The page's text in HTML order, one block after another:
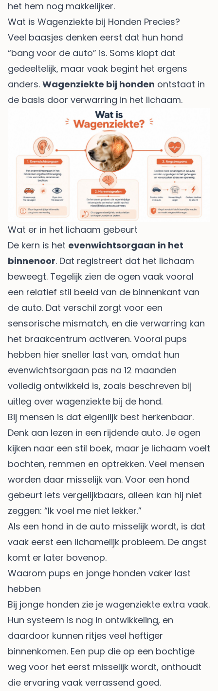
het hem nog makkelijker.
Wat is Wagenziekte bij Honden Precies?
Veel baasjes denken eerst dat hun hond
“bang voor de auto” is. Soms klopt dat
gedeeltelijk, maar vaak begint het ergens
anders. Wagenziekte bij honden ontstaat in
de basis door verwarring in het lichaam.
Wat er in het lichaam gebeurt
De kern is het evenwichtsorgaan in het
binnenoor. Dat registreert dat het lichaam
beweegt. Tegelijk zien de ogen vaak vooral
een relatief stil beeld van de binnenkant van
de auto. Dat verschil zorgt voor een
sensorische mismatch, en die verwarring kan
het braakcentrum activeren. Vooral pups
hebben hier sneller last van, omdat hun
evenwichtsorgaan pas na 12 maanden
volledig ontwikkeld is, zoals beschreven bij
uitleg over wagenziekte bij de hond.
Bij mensen is dat eigenlijk best herkenbaar.
Denk aan lezen in een rijdende auto. Je ogen
kijken naar een stil boek, maar je lichaam voelt
bochten, remmen en optrekken. Veel mensen
worden daar misselijk van. Voor een hond
gebeurt iets vergelijkbaars, alleen kan hij niet
zeggen: “Ik voel me niet lekker.”
Als een hond in de auto misselijk wordt, is dat
vaak eerst een lichamelijk probleem. De angst
komt er later bovenop.
Waarom pups en jonge honden vaker last
hebben
Bij jonge honden zie je wagenziekte extra vaak.
Hun systeem is nog in ontwikkeling, en
daardoor kunnen ritjes veel heftiger
binnenkomen. Een pup die op een bochtige
weg voor het eerst misselijk wordt, onthoudt
die ervaring vaak verrassend goed.